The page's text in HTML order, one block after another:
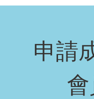
申請
會